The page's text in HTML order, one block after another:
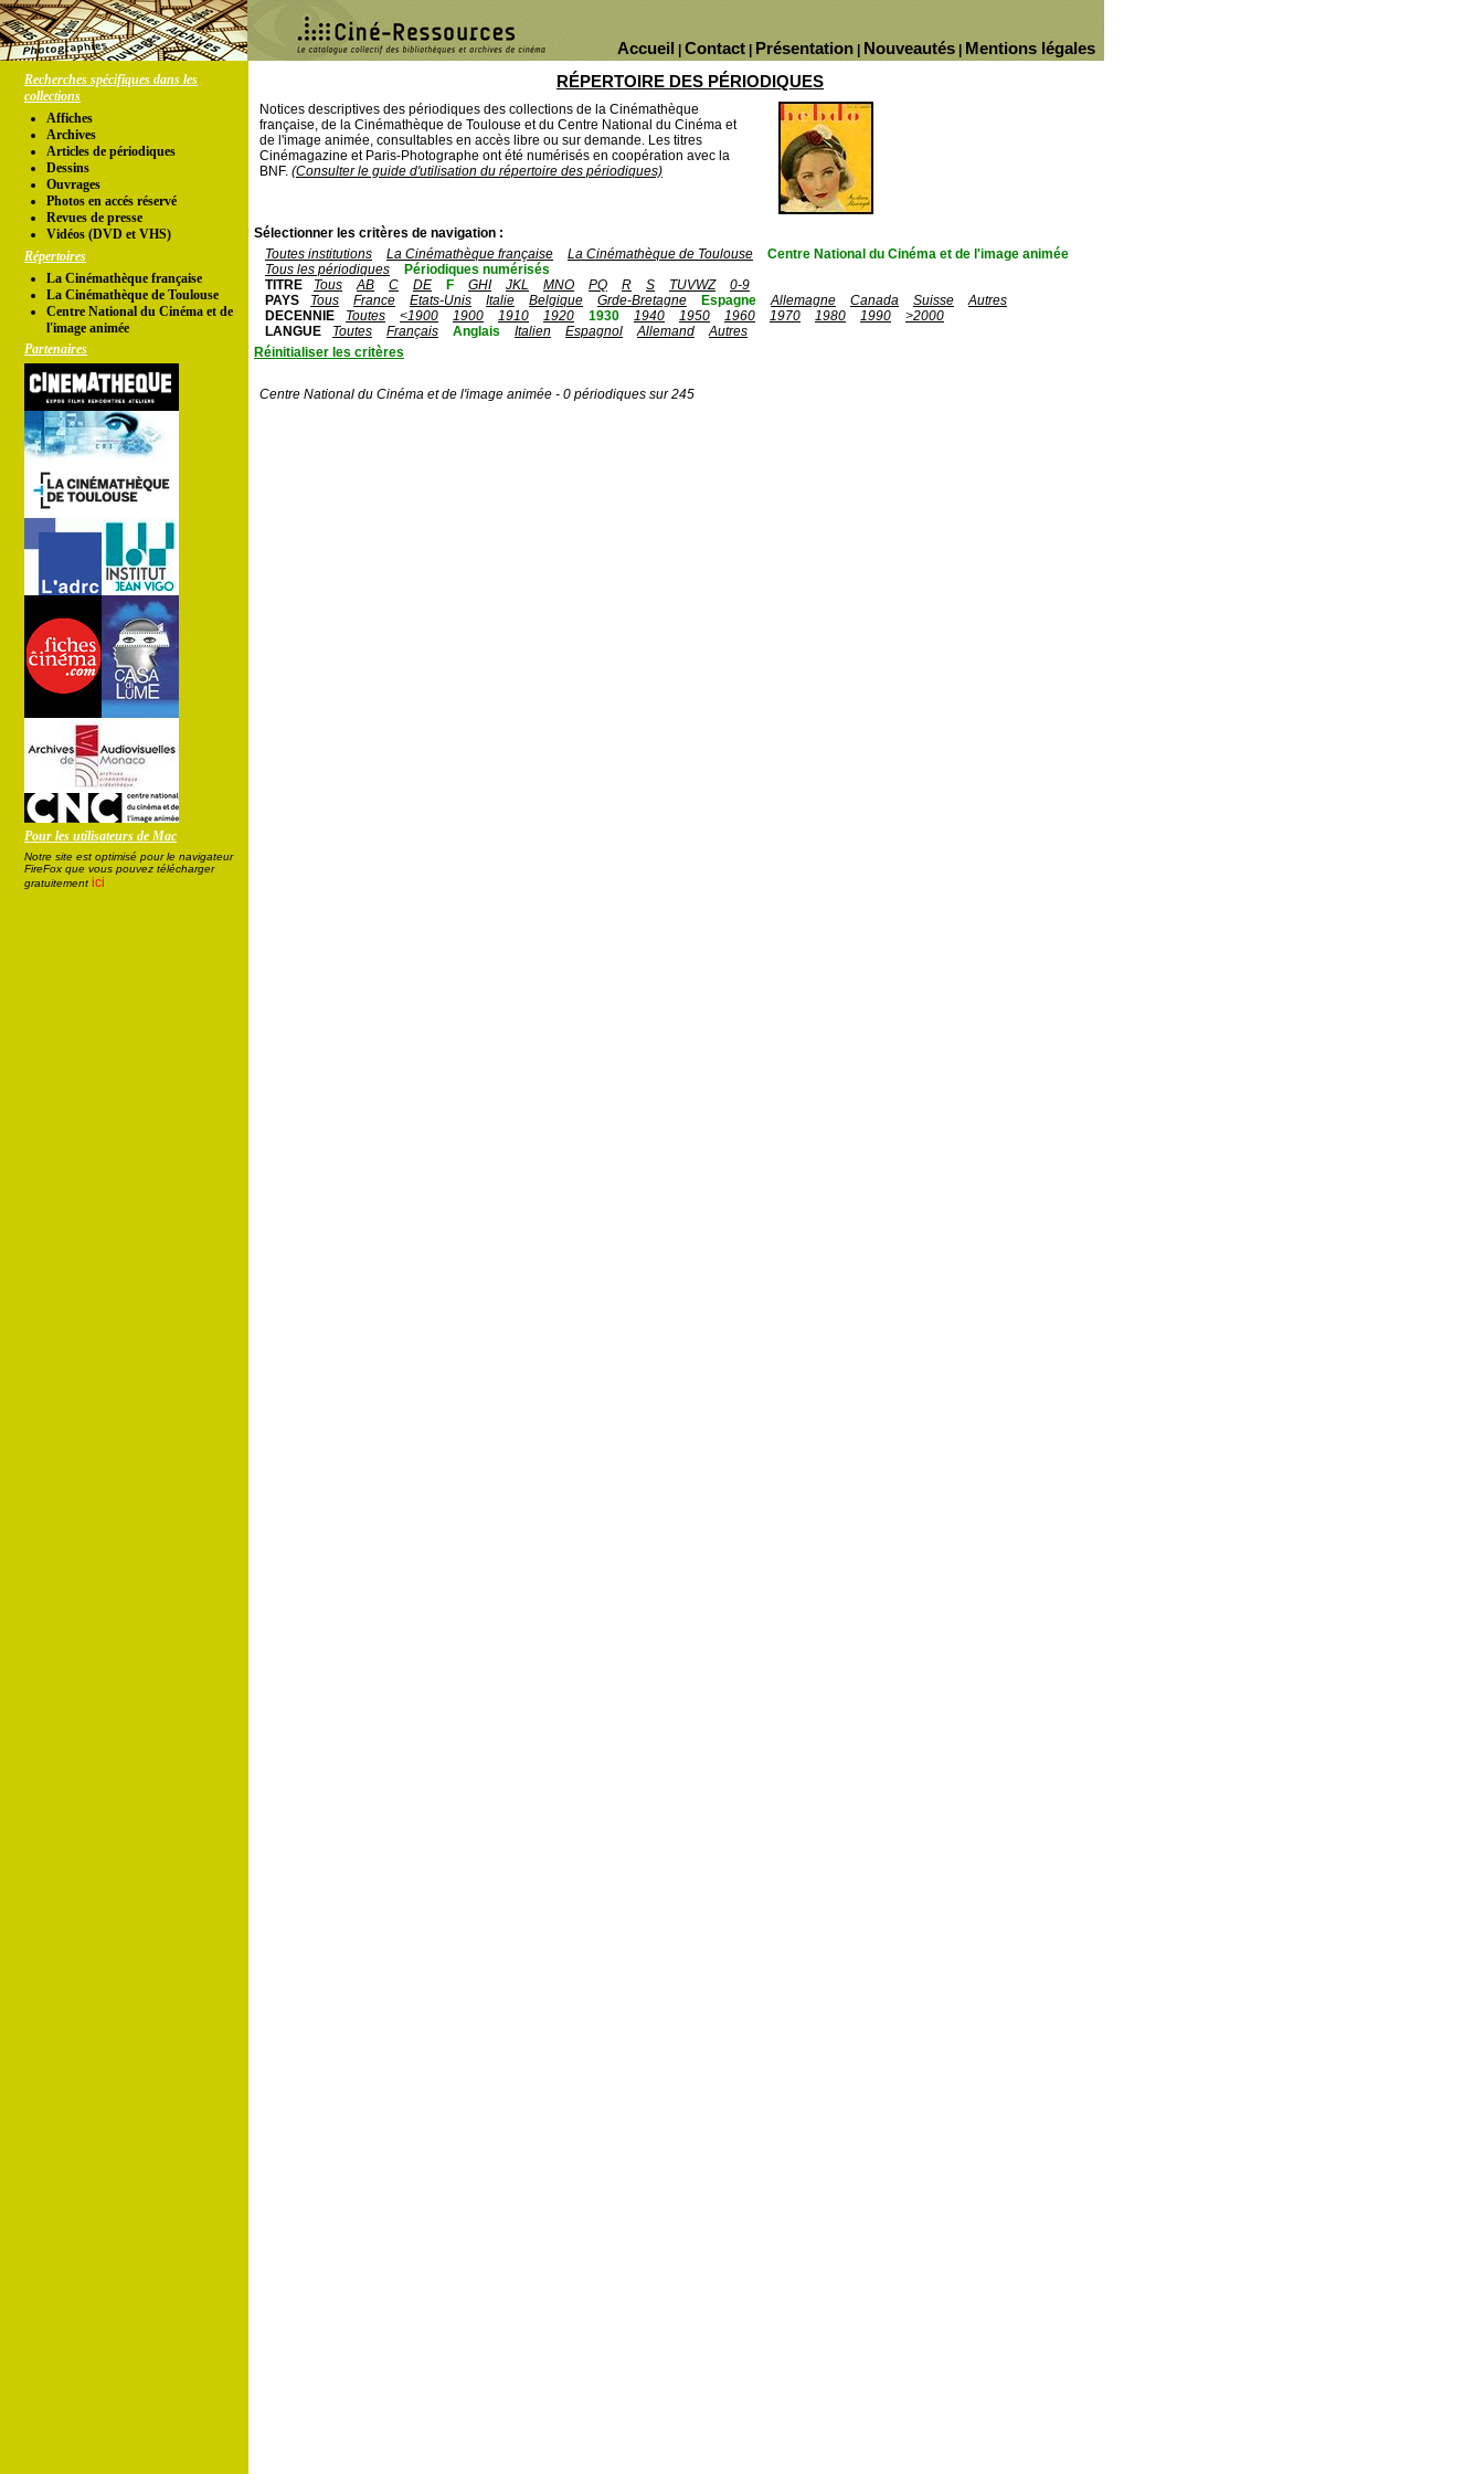
Mentions légales
Nouveautés
Présentation
Contact
Accueil
Recherches spécifiques dans les
collections
Affiches
Archives
Articles de périodiques
Dessins
Ouvrages
Photos en accés réservé
Revues de presse
Vidéos (DVD et VHS)
Répertoires
La Cinémathèque française
La Cinémathèque de Toulouse
Centre National du Cinéma et de
l'image animée
Partenaires
Pour les utilisateurs de Mac
Notre site est optimisé pour le navigateur
FireFox que vous pouvez télécharger
gratuitement ici
RÉPERTOIRE DES PÉRIODIQUES
Notices descriptives des périodiques des collections de la Cinémathèque
française, de la Cinémathèque de Toulouse et du Centre National du Cinéma et
de l'image animée, consultables en accès libre ou sur demande. Les titres
Cinémagazine et Paris-Photographe ont été numérisés en coopération avec la
BNF. (Consulter le guide d'utilisation du répertoire des périodiques)
Sélectionner les critères de navigation :
Toutes institutions
La Cinémathèque française La Cinémathèque de Toulouse
Centre National du Cinéma et de l'image animée
Tous les périodiques
Périodiques numérisés
TITRE
Tous AB C DE F GHI JKL MNO PQ R S TUVWZ
0-9
PAYS
Tous France Etats-Unis Italie Belgique Grde-Bretagne Espagne Allemagne Canada Suisse
Autres
DECENNIE
Toutes <1900 1900 1910 1920 1930 1940 1950 1960 1970 1980 1990
>2000
LANGUE
Toutes Français Anglais Italien Espagnol Allemand
Autres
Réinitialiser les critères
Centre National du Cinéma et de l'image animée - 0 périodiques sur 245